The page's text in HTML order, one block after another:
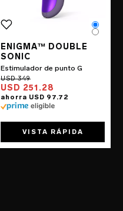
ENIGMA™ DOUBLE
SONIC
Estimulador de punto G
USD 251.28
Color
Color
VISTA RÁPIDA